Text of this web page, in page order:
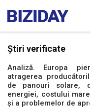
Știri verificate
Analiză. Europa
atragerea
de panouri solare,
energiei, costului
și a problemelor de